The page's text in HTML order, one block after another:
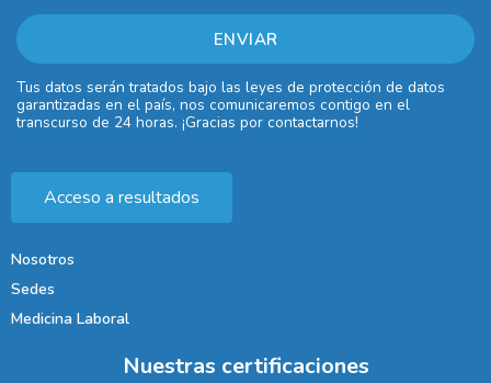
Tus datos serán tratados bajo las leyes de protección de datos
garantizadas en el país, nos comunicaremos contigo en el
transcurso de 24 horas. ¡Gracias por contactarnos!
Acceso a resultados
Nosotros
Sedes
Medicina Laboral
Nuestras certificaciones